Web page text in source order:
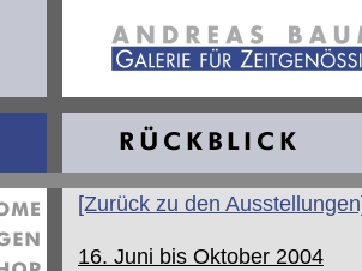
[Zurück zu den
16. Juni bis Oktober 2004